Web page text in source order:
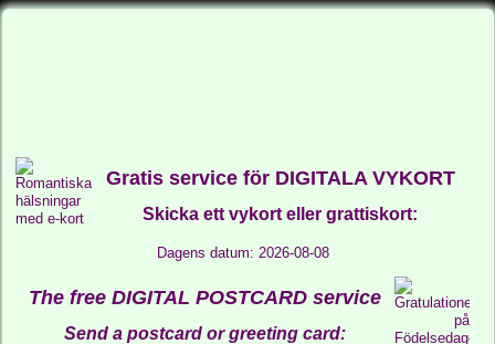
Gratis service för DIGITALA VYKORT
Skicka ett vykort eller grattiskort:
Dagens datum: 2026-08-08
The free DIGITAL POSTCARD service
Send a postcard or greeting card: